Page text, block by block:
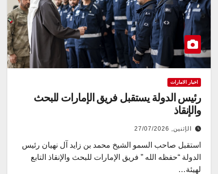
اخبار الامارات
رئيس الدولة يستقبل فريق الإمارات للبحث
والإنقاذ
الإثنين, 27/07/2026
استقبل صاحب السمو الشيخ محمد بن زايد آل نهيان رئيس
الدولة “حفظه الله ” فريق الإمارات للبحث والإنقاذ التابع
لهيئة…